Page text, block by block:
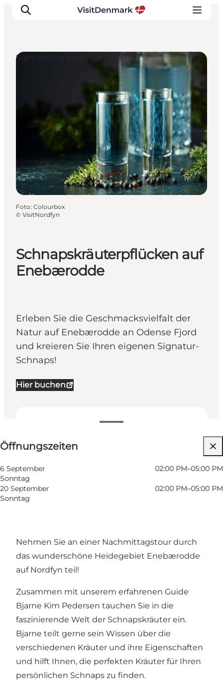
Regionen
Erlebnisse
Unterkünfte
Reiseplanung
Schnapskräuterpflücken auf
Enebærodde
Erleben Sie die Geschmacksvielfalt der
Natur auf Enebærodde an Odense Fjord
und kreieren Sie Ihren eigenen Signatur-
Schnaps!
Hier buchen
Öffnungszeiten anzeigen
Öffnungszeiten
6 September
Sonntag
02:00 PM–05:00 PM
20 September
Sonntag
02:00 PM–05:00 PM
Freunde, Mein Partner, Mir selbst, Mein Geschäft
Sightseeing und Führungen
Foto: Colourbox
© VisitNordfyn
Nehmen Sie an einer Nachmittagstour durch
das wunderschöne Heidegebiet Enebærodde
auf Nordfyn teil!
Zusammen mit unserem erfahrenen Guide
Bjarne Kim Pedersen tauchen Sie in die
faszinierende Welt der Schnapskräuter ein.
Bjarne teilt gerne sein Wissen über die
verschiedenen Kräuter und ihre Eigenschaften
und hilft Ihnen, die perfekten Kräuter für Ihren
persönlichen Schnaps zu finden.